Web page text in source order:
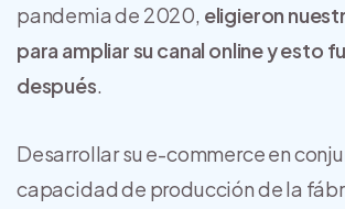
pandemia de 2020, eligieron
para ampliar su canal online y esto
después.
Desarrollar su e-commerce en
capacidad de producción de la